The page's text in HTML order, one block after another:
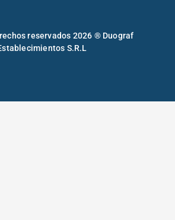
reservados 2026 ® Duograf
S.R.L